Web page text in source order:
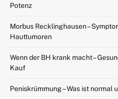
Potenz
Morbus Recklinghausen –
Hauttumoren
Wenn der BH krank macht –
Kauf
Peniskrümmung – Was ist normal